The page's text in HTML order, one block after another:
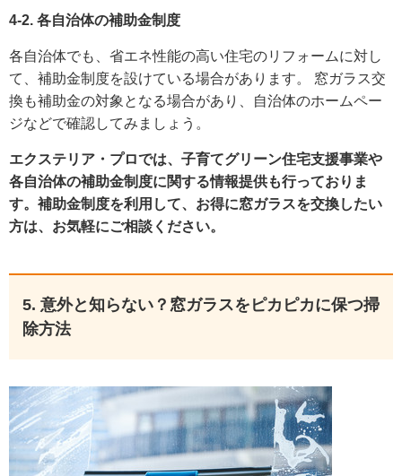
4-2. 各自治体の補助金制度
各自治体でも、省エネ性能の高い住宅のリフォームに対し
て、補助金制度を設けている場合があります。 窓ガラス交
換も補助金の対象となる場合があり、自治体のホームペー
ジなどで確認してみましょう。
エクステリア・プロでは、子育てグリーン住宅支援事業や
各自治体の補助金制度に関する情報提供も行っておりま
す。補助金制度を利用して、お得に窓ガラスを交換したい
方は、お気軽にご相談ください。
5. 意外と知らない？窓ガラスをピカピカに保つ掃
除方法